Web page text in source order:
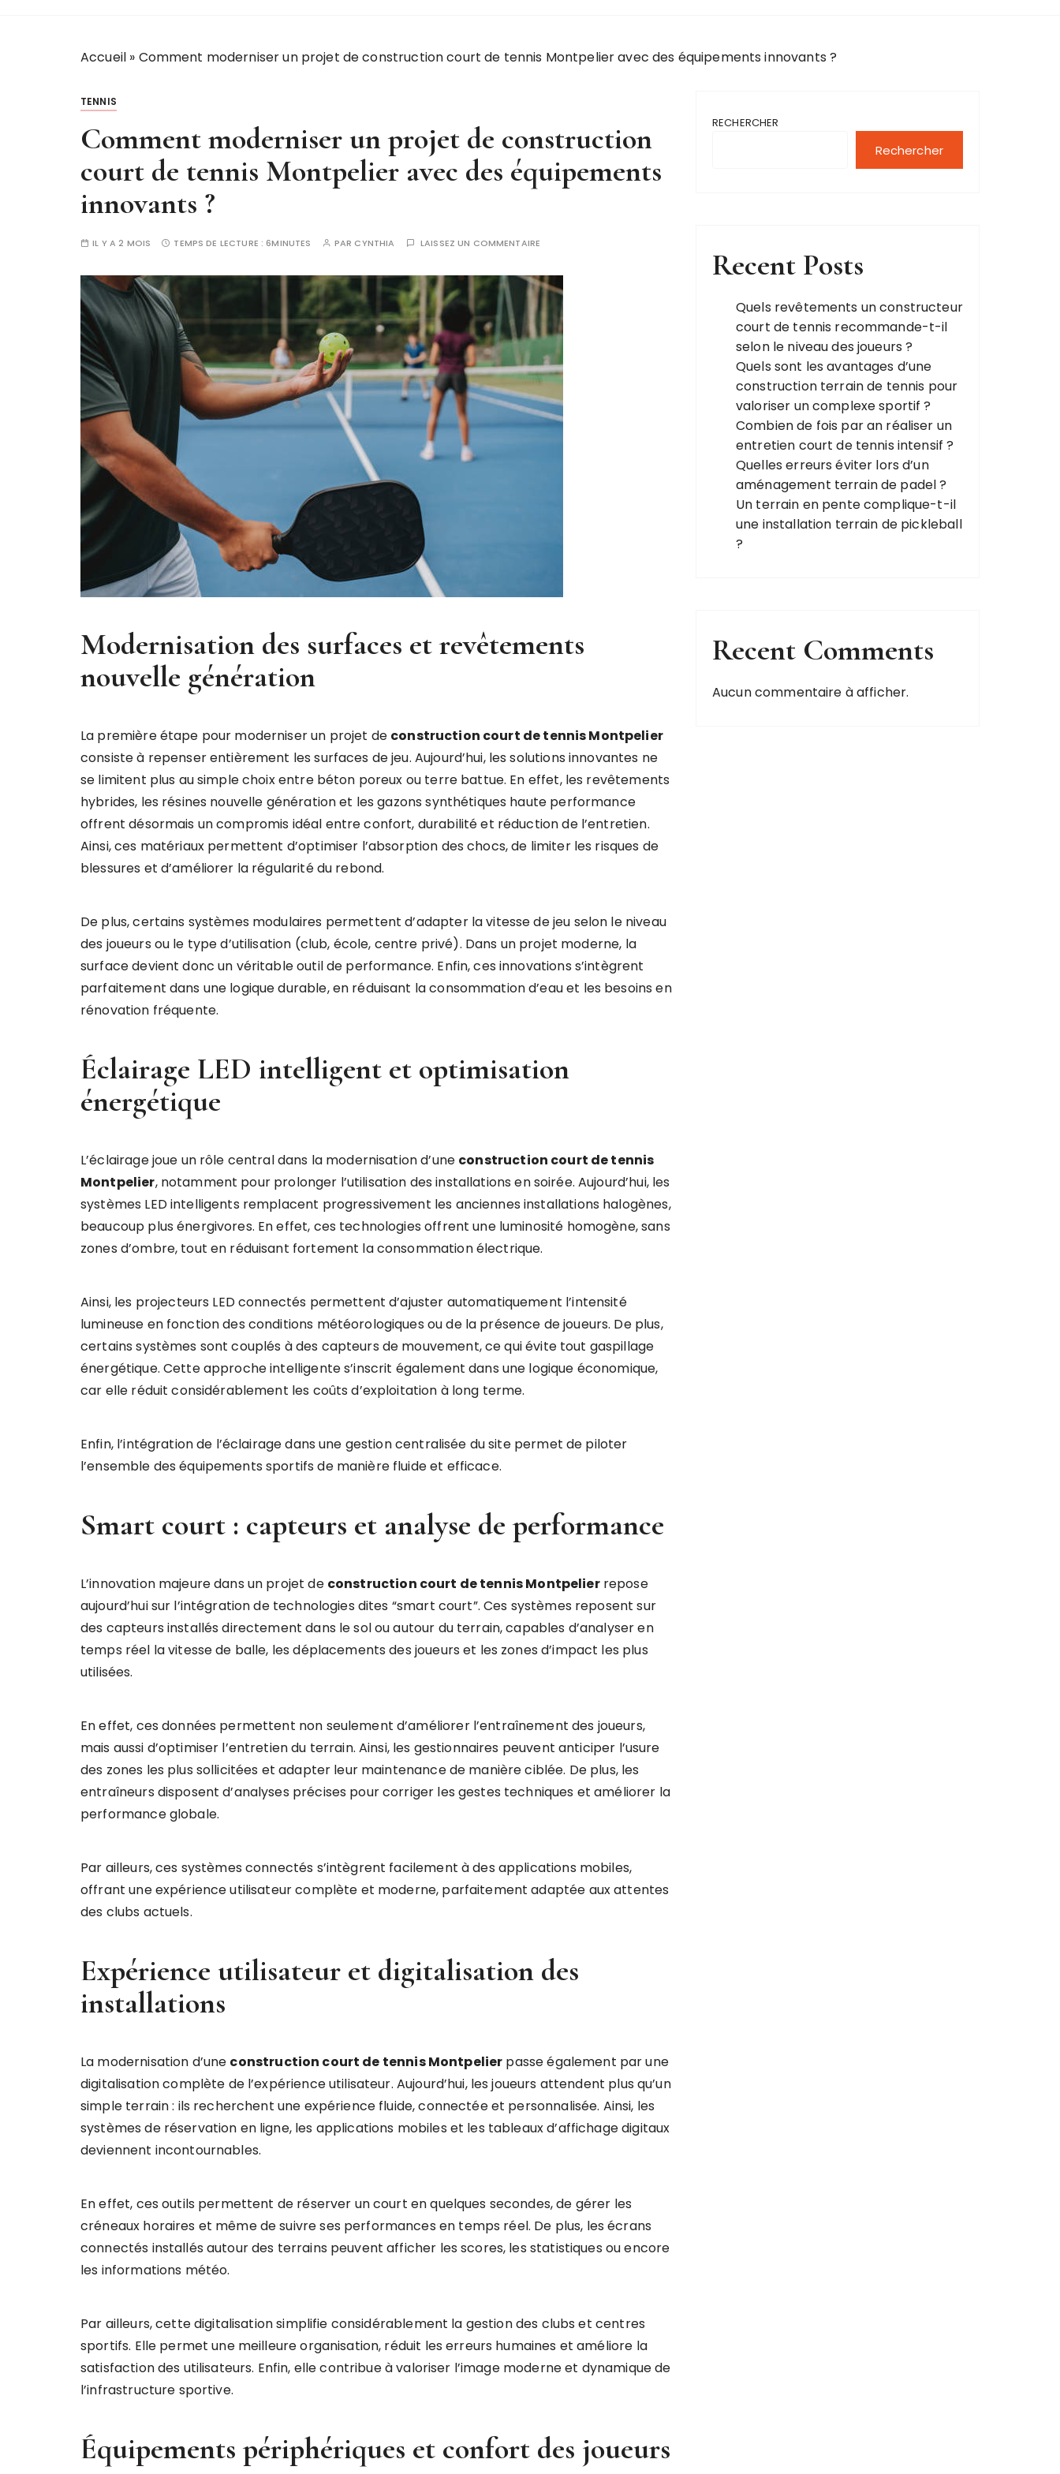
Accueil » Comment moderniser un projet de construction court de tennis Montpelier avec des équipements innovants ?
TENNIS
Comment moderniser un projet de construction
court de tennis Montpelier avec des équipements
innovants ?
IL Y A 2 MOIS TEMPS DE LECTURE :6MINUTES PAR CYNTHIA LAISSEZ UN COMMENTAIRE
Modernisation des surfaces et revêtements
nouvelle génération
La première étape pour moderniser un projet de construction court de tennis Montpelier
consiste à repenser entièrement les surfaces de jeu. Aujourd’hui, les solutions innovantes ne
se limitent plus au simple choix entre béton poreux ou terre battue. En effet, les revêtements
hybrides, les résines nouvelle génération et les gazons synthétiques haute performance
offrent désormais un compromis idéal entre confort, durabilité et réduction de l’entretien.
Ainsi, ces matériaux permettent d’optimiser l’absorption des chocs, de limiter les risques de
blessures et d’améliorer la régularité du rebond.
De plus, certains systèmes modulaires permettent d’adapter la vitesse de jeu selon le niveau
des joueurs ou le type d’utilisation (club, école, centre privé). Dans un projet moderne, la
surface devient donc un véritable outil de performance. Enfin, ces innovations s’intègrent
parfaitement dans une logique durable, en réduisant la consommation d’eau et les besoins en
rénovation fréquente.
Éclairage LED intelligent et optimisation
énergétique
L’éclairage joue un rôle central dans la modernisation d’une construction court de tennis
Montpelier, notamment pour prolonger l’utilisation des installations en soirée. Aujourd’hui, les
systèmes LED intelligents remplacent progressivement les anciennes installations halogènes,
beaucoup plus énergivores. En effet, ces technologies offrent une luminosité homogène, sans
zones d’ombre, tout en réduisant fortement la consommation électrique.
Ainsi, les projecteurs LED connectés permettent d’ajuster automatiquement l’intensité
lumineuse en fonction des conditions météorologiques ou de la présence de joueurs. De plus,
certains systèmes sont couplés à des capteurs de mouvement, ce qui évite tout gaspillage
énergétique. Cette approche intelligente s’inscrit également dans une logique économique,
car elle réduit considérablement les coûts d’exploitation à long terme.
Enfin, l’intégration de l’éclairage dans une gestion centralisée du site permet de piloter
l’ensemble des équipements sportifs de manière fluide et efficace.
Smart court : capteurs et analyse de performance
L’innovation majeure dans un projet de construction court de tennis Montpelierrepose
aujourd’hui sur l’intégration de technologies dites “smart court”. Ces systèmes reposent sur
des capteurs installés directement dans le sol ou autour du terrain, capables d’analyser en
temps réel la vitesse de balle, les déplacements des joueurs et les zones d’impact les plus
utilisées.
En effet, ces données permettent non seulement d’améliorer l’entraînement des joueurs,
mais aussi d’optimiser l’entretien du terrain. Ainsi, les gestionnaires peuvent anticiper l’usure
des zones les plus sollicitées et adapter leur maintenance de manière ciblée. De plus, les
entraîneurs disposent d’analyses précises pour corriger les gestes techniques et améliorer la
performance globale.
Par ailleurs, ces systèmes connectés s’intègrent facilement à des applications mobiles,
offrant une expérience utilisateur complète et moderne, parfaitement adaptée aux attentes
des clubs actuels.
Expérience utilisateur et digitalisation des
installations
La modernisation d’une construction court de tennis Montpelier passe également par une
digitalisation complète de l’expérience utilisateur. Aujourd’hui, les joueurs attendent plus qu’un
simple terrain : ils recherchent une expérience fluide, connectée et personnalisée. Ainsi, les
systèmes de réservation en ligne, les applications mobiles et les tableaux d’affichage digitaux
deviennent incontournables.
En effet, ces outils permettent de réserver un court en quelques secondes, de gérer les
créneaux horaires et même de suivre ses performances en temps réel. De plus, les écrans
connectés installés autour des terrains peuvent afficher les scores, les statistiques ou encore
les informations météo.
Par ailleurs, cette digitalisation simplifie considérablement la gestion des clubs et centres
sportifs. Elle permet une meilleure organisation, réduit les erreurs humaines et améliore la
satisfaction des utilisateurs. Enfin, elle contribue à valoriser l’image moderne et dynamique de
l’infrastructure sportive.
Équipements périphériques et confort des joueurs
RECHERCHER
Rechercher
Recent Posts
Quels revêtements un constructeur
court de tennis recommande-t-il
selon le niveau des joueurs ?
Quels sont les avantages d’une
construction terrain de tennis pour
valoriser un complexe sportif ?
Combien de fois par an réaliser un
entretien court de tennis intensif ?
Quelles erreurs éviter lors d’un
aménagement terrain de padel ?
Un terrain en pente complique-t-il
une installation terrain de pickleball
?
Recent Comments
Aucun commentaire à afficher.